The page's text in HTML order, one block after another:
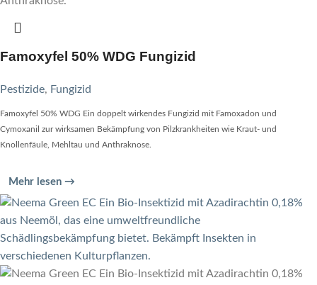
Famoxyfel 50% WDG Fungizid
Pestizide, Fungizid
Famoxyfel 50% WDG Ein doppelt wirkendes Fungizid mit Famoxadon und
Cymoxanil zur wirksamen Bekämpfung von Pilzkrankheiten wie Kraut- und
Knollenfäule, Mehltau und Anthraknose.
Mehr lesen →